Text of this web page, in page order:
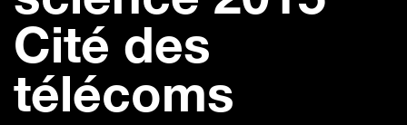
Cité des
télécoms